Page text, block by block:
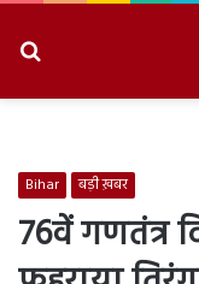
Bihar बड़ी ख़बर
76वें गणतंत्र